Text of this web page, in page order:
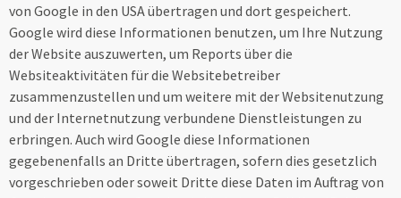
von Google in den USA übertragen und dort gespeichert.
Google wird diese Informationen benutzen, um Ihre Nutzung
der Website auszuwerten, um Reports über die
Websiteaktivitäten für die Websitebetreiber
zusammenzustellen und um weitere mit der Websitenutzung
und der Internetnutzung verbundene Dienstleistungen zu
erbringen. Auch wird Google diese Informationen
gegebenenfalls an Dritte übertragen, sofern dies gesetzlich
vorgeschrieben oder soweit Dritte diese Daten im Auftrag von